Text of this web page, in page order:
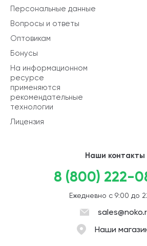
Персональные данные
Вопросы и ответы
Оптовикам
Бонусы
На информационном
ресурсе
применяются
рекомендательные
технологии
Лицензия
Наши контакты
8 (800) 222-
Ежедневно с 9:00 до
Наши